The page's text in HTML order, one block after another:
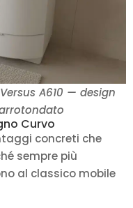
A610 — design
Curvo
concreti che
sempre più
al classico mobile